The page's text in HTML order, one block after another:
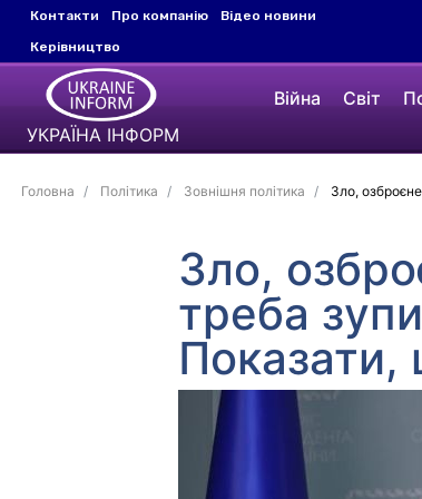
Контакти Про компанію
Відео новини
Керівництво
УКРАЇНА ІНФОРМ
Війна Світ
Головна Політика Зовнішня політика Зло,
Зло,
треба
Показати,